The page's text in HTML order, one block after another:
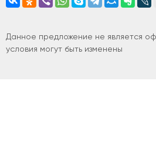
Данное предложение не является
условия могут быть изменены